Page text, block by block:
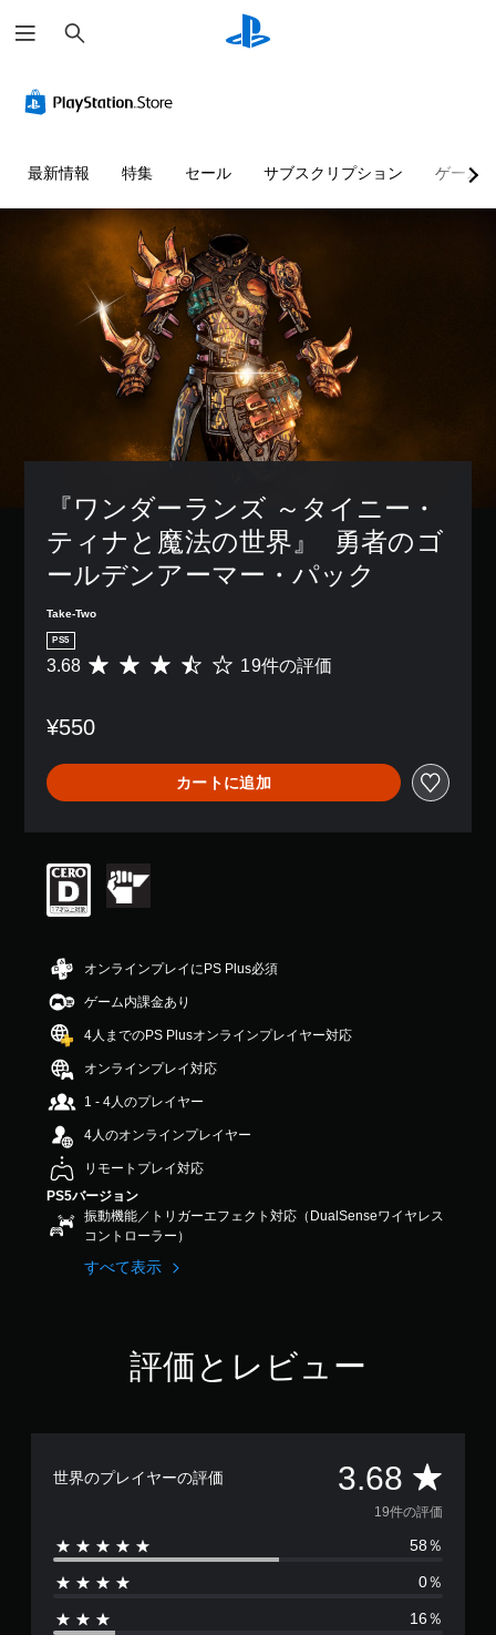
索
最新情報 特集 セール サブスクリプション ゲーム
『ワンダーランズ ～タイニー・
ティナと魔法の世界』  勇者のゴ
ールデンアーマー・パック
Take-Two
PS5
評
は
9
、
平
価
は
5
中
3
8
す
3.68 19件の評価
¥550
カートに追加
オンラインプレイにPS Plus必須
ゲーム内課金あり
4人までのPS Plusオンラインプレイヤー対応
オンラインプレイ対応
1 - 4人のプレイヤー
4人のオンラインプレイヤー
リモートプレイ対応
PS5バージョン
振動機能／トリガーエフェクト対応（DualSenseワイヤレス
コントローラー）
すべて表示
評価とレビュー
世界のプレイヤーの評価 3.68 評
価
数
は
19件の評価
58％
0％
16％